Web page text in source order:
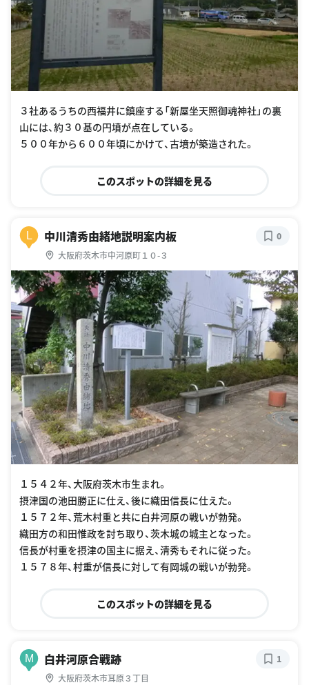
３社あるうちの西福井に鎮座する「新屋坐天照御魂神社」の裏
山には、約３０基の円墳が点在している。
５００年から６００年頃にかけて、古墳が築造された。
このスポットの詳細を見る
L 中川清秀由緒地説明案内板
大阪府茨木市中河原町１０-３
0
１５４２年、大阪府茨木市生まれ。
摂津国の池田勝正に仕え、後に織田信長に仕えた。
１５７２年、荒木村重と共に白井河原の戦いが勃発。
織田方の和田惟政を討ち取り、茨木城の城主となった。
信長が村重を摂津の国主に据え、清秀もそれに従った。
１５７８年、村重が信長に対して有岡城の戦いが勃発。
このスポットの詳細を見る
M 白井河原合戦跡
大阪府茨木市耳原３丁目
1